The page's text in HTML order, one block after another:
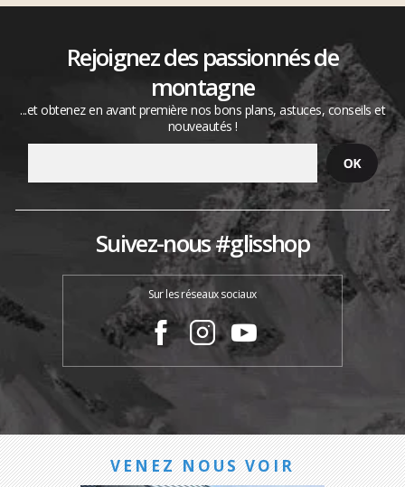
Rejoignez des passionnés de
montagne
...et obtenez en avant première nos bons plans, astuces, conseils et
nouveautés !
Suivez-nous #glisshop
Sur les réseaux sociaux
VENEZ NOUS VOIR